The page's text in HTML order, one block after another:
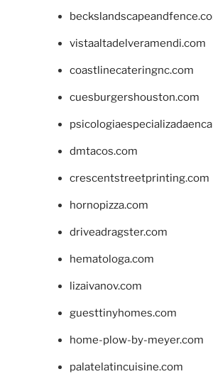
vistaaltadelveramendi.com
coastlinecateringnc.com
cuesburgershouston.com
dmtacos.com
crescentstreetprinting.com
hornopizza.com
driveadragster.com
hematologa.com
lizaivanov.com
guesttinyhomes.com
home-plow-by-meyer.com
palatelatincuisine.com